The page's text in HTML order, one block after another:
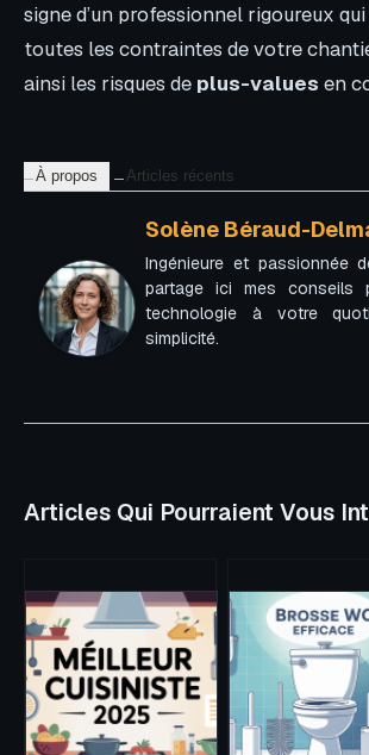
signe d’un professionnel rigoureux
toutes les contraintes de votre
ainsi les risques de plus-values en
À propos Articles récents
Solène Béraud-
Ingénieure et passionnée
partage ici mes conseils
technologie à votre
simplicité.
Articles Qui Pourraient Vous